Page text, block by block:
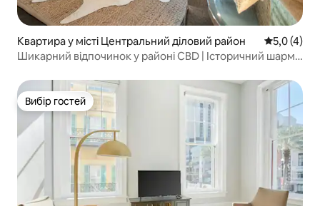
Квартира у місті Центральний діловий район Середня
5,0 (4)
Шикарний відпочинок у районі CBD | Історичний шарм
Вибір гостей
Вибір гостей